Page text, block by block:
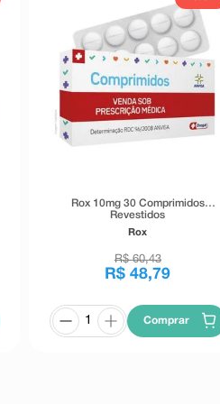
Rox 10mg 30 Comprimidos
Revestidos
Rox
R$ 60,43
R$ 48,79
Comprar